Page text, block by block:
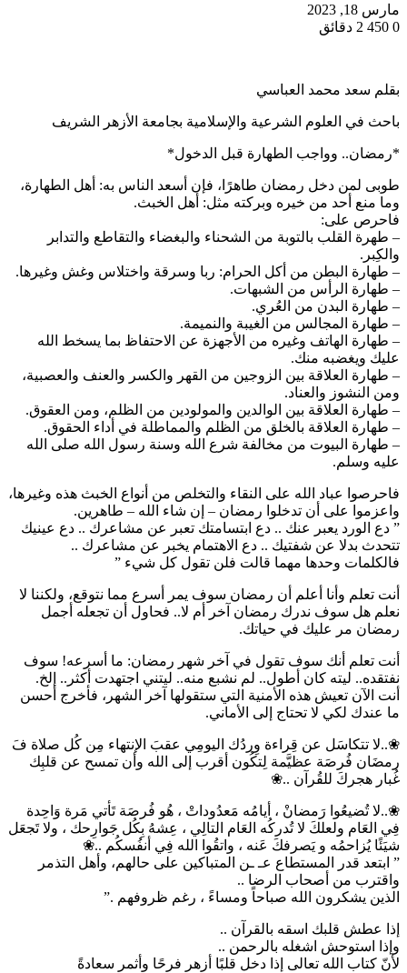
مارس 18, 2023
0
2 دقائق
بقلم سعد محمد العباسي
باحث في العلوم الشرعية والإسلامية بجامعة الأزهر الشريف
*رمضان.. وواجب الطهارة قبل الدخول*
طوبى لمن دخل رمضان طاهرًا، فإن أسعد الناس به: أهل الطهارة،
وما منع أحد من خيره وبركته مثل: أهل الخبث.
فاحرص على:
– طهرة القلب بالتوبة من الشحناء والبغضاء والتقاطع والتدابر
والكِبر.
– طهارة البطن من أكل الحرام: ربا وسرقة واختلاس وغش وغيرها.
– طهارة الرأس من الشبهات.
– طهارة البدن من العُري.
– طهارة المجالس من الغيبة والنميمة.
– طهارة الهاتف وغيره من الأجهزة عن الاحتفاظ بما يسخط الله
عليك ويغضبه منك.
– طهارة العلاقة بين الزوجين من القهر والكسر والعنف والعصبية،
ومن النشوز والعناد.
– طهارة العلاقة بين الوالدين والمولودين من الظلم، ومن العقوق.
– طهارة العلاقة بالخلق من الظلم والمماطلة في أداء الحقوق.
– طهارة البيوت من مخالفة شرع الله وسنة رسول الله صلى الله
عليه وسلم.
فاحرصوا عباد الله على النقاء والتخلص من أنواع الخبث هذه وغيرها،
واعزموا على أن تدخلوا رمضان – إن شاء الله – طاهرين.
” دع الورد يعبر عنك .. دع ابتسامتك تعبر عن مشاعرك .. دع عينيك
تتحدث بدلا عن شفتيك .. دع الاهتمام يخبر عن مشاعرك ..
فالكلمات وحدها مهما قالت فلن تقول كل شيء ”
أنت تعلم وأنا أعلم أن رمضان سوف يمر أسرع مما نتوقع، ولكننا لا
نعلم هل سوف ندرك رمضان آخر أم لا.. فحاول أن تجعله أجمل
رمضان مر عليك في حياتك.
أنت تعلم أنك سوف تقول في آخر شهر رمضان: ما أسرعه! سوف
نفتقده.. ليته كان أطول.. لم نشبع منه.. ليتني اجتهدت أكثر.. إلخ.
أنت الآن تعيش هذه الأمنية التي ستقولها آخر الشهر، فأخرج أحسن
ما عندك لكي لا تحتاج إلى الأماني.
❀..لا تتكاسَل عن قِراءة وِردُك اليومِي عقبَ الإنتهاء مِن كُل صلاة فَ
رمضَان فُرصَة عظيَّمة لِتكُون أقرب إلى الله وأن تمسح عن قلبِك
غُبار هجركَ للقُرآن ..❀
❀..لا تُضيعُوا رَمضانْ ، أيامُه مَعدُوداتْ ، هُو فُرصَة تَأتي مَرة وَاحِدة
فِي العَام ولعلكَ لا تُدركُه العَام التالِي ، عِشهُ بِكُل جَوارِحك ، ولا تَجعَل
شيَئًا يُزاحمُه و يَصرفكَ عَنه ، واتقُوا الله فِي أنفُسكُم ..❀
” ابتعد قدر المستطاع عـ ـن المتباكين على حالهم، وأهل التذمر
واقترب من أصحاب الرضا ..
الذين يشكرون الله صباحاً ومساءً ، رغم ظروفهم .”
إذا عطش قلبك اسقه بالقرآن ..
وإذا استوحش اشغله بالرحمن ..
لأنّ كتاب الله تعالى إذا دخل قلبًا أزهر فرحًا وأثمر سعادةً